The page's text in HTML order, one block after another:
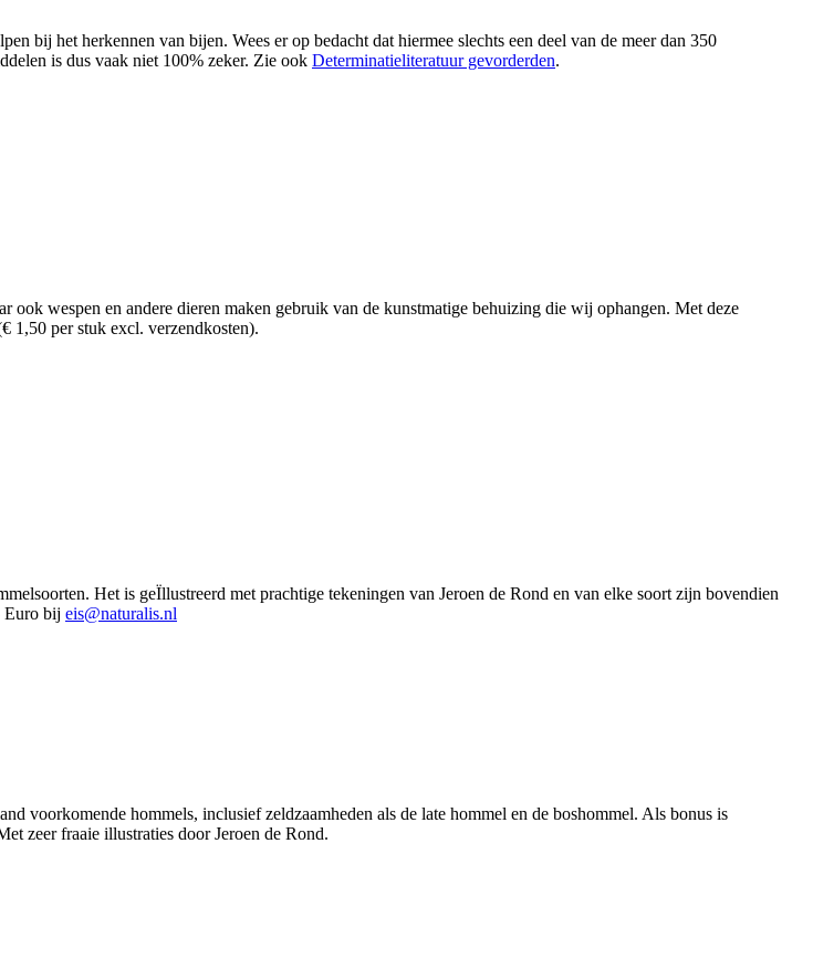
bij het herkennen van bijen. Wees er op bedacht dat hiermee slechts een deel van de meer dan 350
is dus vaak niet 100% zeker. Zie ook Determinatieliteratuur gevorderden.
ook wespen en andere dieren maken gebruik van de kunstmatige behuizing die wij ophangen. Met deze
1,50 per stuk excl. verzendkosten).
Het is geÏllustreerd met prachtige tekeningen van Jeroen de Rond en van elke soort zijn bovendien
Euro bij eis@naturalis.nl
voorkomende hommels, inclusief zeldzaamheden als de late hommel en de boshommel. Als bonus is
zeer fraaie illustraties door Jeroen de Rond.